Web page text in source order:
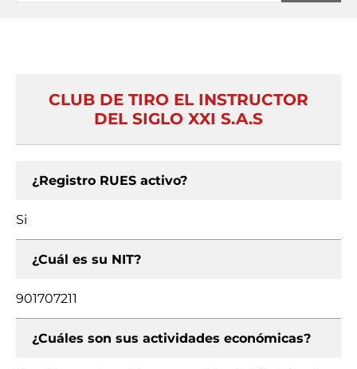
CLUB DE TIRO EL INSTRUCTOR
DEL SIGLO XXI S.A.S
¿Registro RUES activo?
Si
¿Cuál es su NIT?
901707211
¿Cuáles son sus actividades económicas?